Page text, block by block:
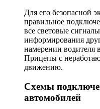
Для его безопасной
правильное
все световые
информирования
намерении водителя
Прицепы с
движению.
Схемы
автомобилей